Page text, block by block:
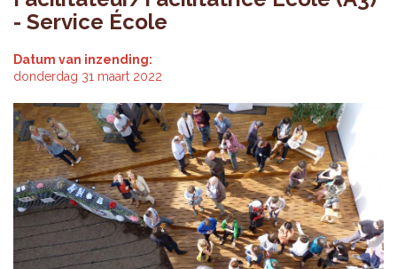
- Service École
Datum van inzending:
donderdag 31 maart 2022